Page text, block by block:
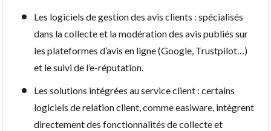
Les logiciels de gestion des avis clients : spécialisés
dans la collecte et la modération des avis publiés sur
les plateformes d’avis en ligne (Google, Trustpilot…)
et le suivi de l’e-réputation.
Les solutions intégrées au service client : certains
logiciels de relation client, comme easiware, intègrent
directement des fonctionnalités de collecte et